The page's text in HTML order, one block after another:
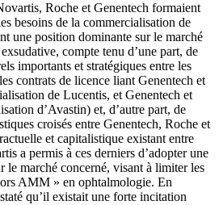
Roche et Genentech formaient
besoins de la commercialisation de
une position dominante sur le marché
compte tenu d’une part, de
importants et stratégiques entre les
contrats de licence liant Genentech et
de Lucentis, et Genentech et
d’Avastin) et, d’autre part, de
croisés entre Genentech, Roche et
et capitalistique existant entre
a permis à ces derniers d’adopter une
le marché concerné, visant à limiter les
AMM » en ophtalmologie. En
qu’il existait une forte incitation